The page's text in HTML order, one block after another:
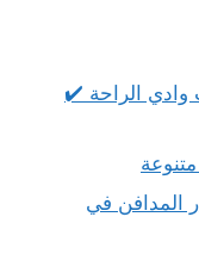
وادي الراحة ✔️
المدافن في